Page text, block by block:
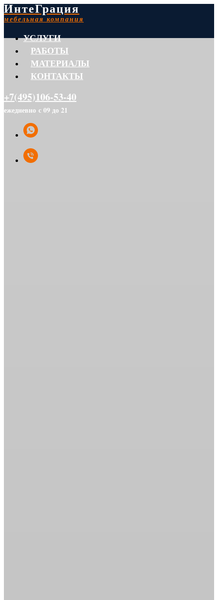
ИнтеГрация
мебельная компания
УСЛУГИ
РАБОТЫ
МАТЕРИАЛЫ
КОНТАКТЫ
+7(495)106-53-40
ежедневно с 09 до 21